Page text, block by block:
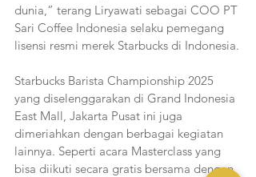
dunia,” terang Liryawati sebagai COO PT
Sari Coffee Indonesia selaku pemegang
lisensi resmi merek Starbucks di Indonesia.
Starbucks Barista Championship 2025
yang diselenggarakan di Grand Indonesia
East Mall, Jakarta Pusat ini juga
dimeriahkan dengan berbagai kegiatan
lainnya. Seperti acara Masterclass yang
bisa diikuti secara gratis bersama dengan